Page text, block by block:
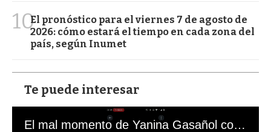
10El pronóstico para el viernes 7 de agosto de
2026: cómo estará el tiempo en cada zona del
país, según Inumet
Te puede interesar
El mal momento de Yanina Gasañol con un hincha argentino en "Subrayado"